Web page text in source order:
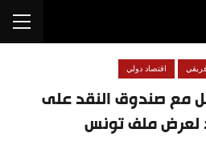
مع صندوق النقد على
ملف تونس
اقتصاد دولي